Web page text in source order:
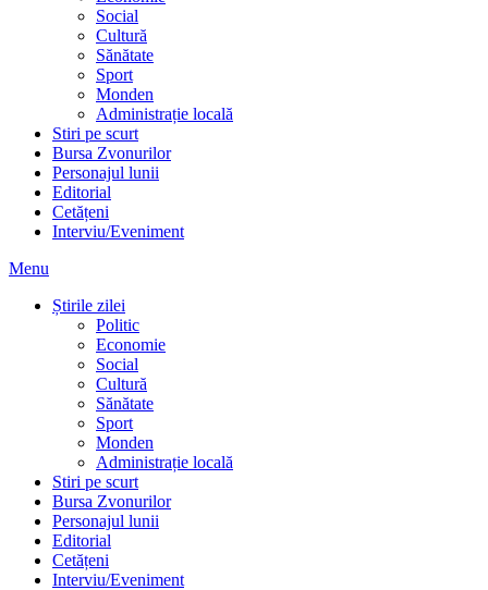
Social
Cultură
Sănătate
Sport
Monden
Administrație locală
Stiri pe scurt
Bursa Zvonurilor
Personajul lunii
Editorial
Cetățeni
Interviu/Eveniment
Menu
Știrile zilei
Politic
Economie
Social
Cultură
Sănătate
Sport
Monden
Administrație locală
Stiri pe scurt
Bursa Zvonurilor
Personajul lunii
Editorial
Cetățeni
Interviu/Eveniment